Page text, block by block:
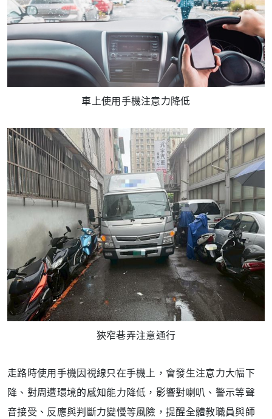
車上使用手機注意力降低
狹窄巷弄注意通行
走路時使用手機因視線只在手機上，會發生注意力大幅下
降、對周遭環境的感知能力降低，影響對喇叭、警示等聲
音接受、反應與判斷力變慢等風險，提醒全體教職員與師